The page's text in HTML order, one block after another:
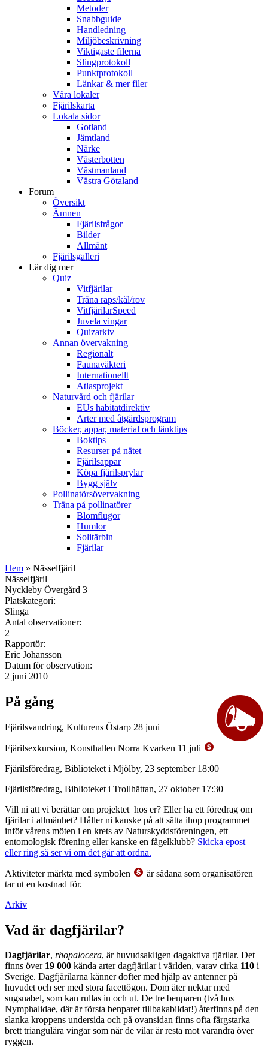
Metoder
Snabbguide
Handledning
Miljöbeskrivning
Viktigaste filerna
Slingprotokoll
Punktprotokoll
Länkar & mer filer
Våra lokaler
Fjärilskarta
Lokala sidor
Gotland
Jämtland
Närke
Västerbotten
Västmanland
Västra Götaland
Forum
Översikt
Ämnen
Fjärilsfrågor
Bilder
Allmänt
Fjärilsgalleri
Lär dig mer
Quiz
Vitfjärilar
Träna raps/kål/rov
VitfjärilarSpeed
Juvela vingar
Quizarkiv
Annan övervakning
Regionalt
Faunaväkteri
Internationellt
Atlasprojekt
Naturvård och fjärilar
EUs habitatdirektiv
Arter med åtgärdsprogram
Böcker, appar, material och länktips
Boktips
Resurser på nätet
Fjärilsappar
Köpa fjärilsprylar
Bygg själv
Pollinatörsövervakning
Träna på pollinatörer
Blomflugor
Humlor
Solitärbin
Fjärilar
Hem » Nässelfjäril
Nässelfjäril
Nyckleby Övergård 3
Platskategori:
Slinga
Antal observationer:
2
Rapportör:
Eric Johansson
Datum för observation:
2 juni 2010
På gång
Fjärilsvandring, Kulturens Östarp 28 juni
Fjärilsexkursion, Konsthallen Norra Kvarken 11 juli
Fjärilsföredrag, Biblioteket i Mjölby, 23 september 18:00
Fjärilsföredrag, Biblioteket i Trollhättan, 27 oktober 17:30
Vill ni att vi berättar om projektet hos er? Eller ha ett föredrag om
fjärilar i allmänhet? Håller ni kanske på att sätta ihop programmet
inför vårens möten i en krets av Naturskyddsföreningen, ett
entomologisk förening eller kanske en fågelklubb? Skicka epost
eller ring så ser vi om det går att ordna.
Aktiviteter märkta med symbolen
är sådana som organisatören
tar ut en kostnad för.
Arkiv
Vad är dagfjärilar?
Dagfjärilar, rhopalocera, är huvudsakligen dagaktiva fjärilar. Det
finns över 19 000 kända arter dagfjärilar i världen, varav cirka 110 i
Sverige. Dagfjärilarna känner dofter med hjälp av antenner på
huvudet och ser med stora facettögon. Dom äter nektar med
sugsnabel, som kan rullas in och ut. De tre benparen (två hos
Nymphalidae, där är första benparet tillbakabildat!) återfinns på den
slanka kroppens undersida och på ovansidan finns ofta färgstarka
brett triangulära vingar som när de vilar är resta mot varandra över
ryggen.